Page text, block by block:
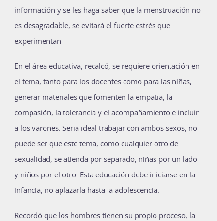
información y se les haga saber que la menstruación no
es desagradable, se evitará el fuerte estrés que
experimentan.
En el área educativa, recalcó, se requiere orientación en
el tema, tanto para los docentes como para las niñas,
generar materiales que fomenten la empatía, la
compasión, la tolerancia y el acompañamiento e incluir
a los varones. Sería ideal trabajar con ambos sexos, no
puede ser que este tema, como cualquier otro de
sexualidad, se atienda por separado, niñas por un lado
y niños por el otro. Esta educación debe iniciarse en la
infancia, no aplazarla hasta la adolescencia.
Recordó que los hombres tienen su propio proceso, la